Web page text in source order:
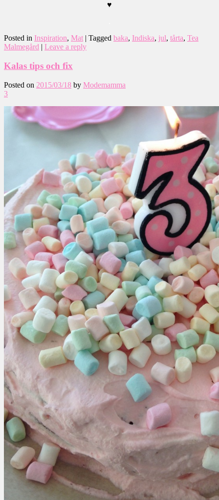
♥
Posted in Inspiration, Mat | Tagged baka, Indiska, jul, tårta, Tea
Malmegård | Leave a reply
Kalas tips och fix
Posted on 2015/03/18 by Modemamma
3